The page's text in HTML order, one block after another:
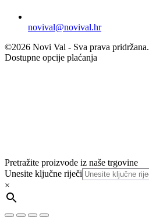
novival@novival.hr
©2026 Novi Val - Sva prava pridržana.
Dostupne opcije plaćanja
Pretražite proizvode iz naše trgovine
Unesite ključne riječi
×